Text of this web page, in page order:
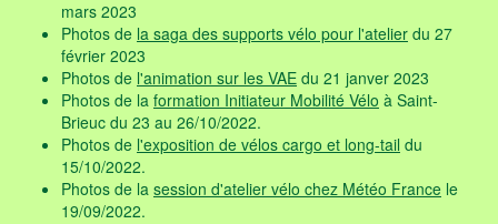
mars 2023
Photos de la saga des supports vélo pour l'atelier du 27
février 2023
Photos de l'animation sur les VAE du 21 janver 2023
Photos de la formation Initiateur Mobilité Vélo à Saint-
Brieuc du 23 au 26/10/2022.
Photos de l'exposition de vélos cargo et long-tail du
15/10/2022.
Photos de la session d'atelier vélo chez Météo France le
19/09/2022.